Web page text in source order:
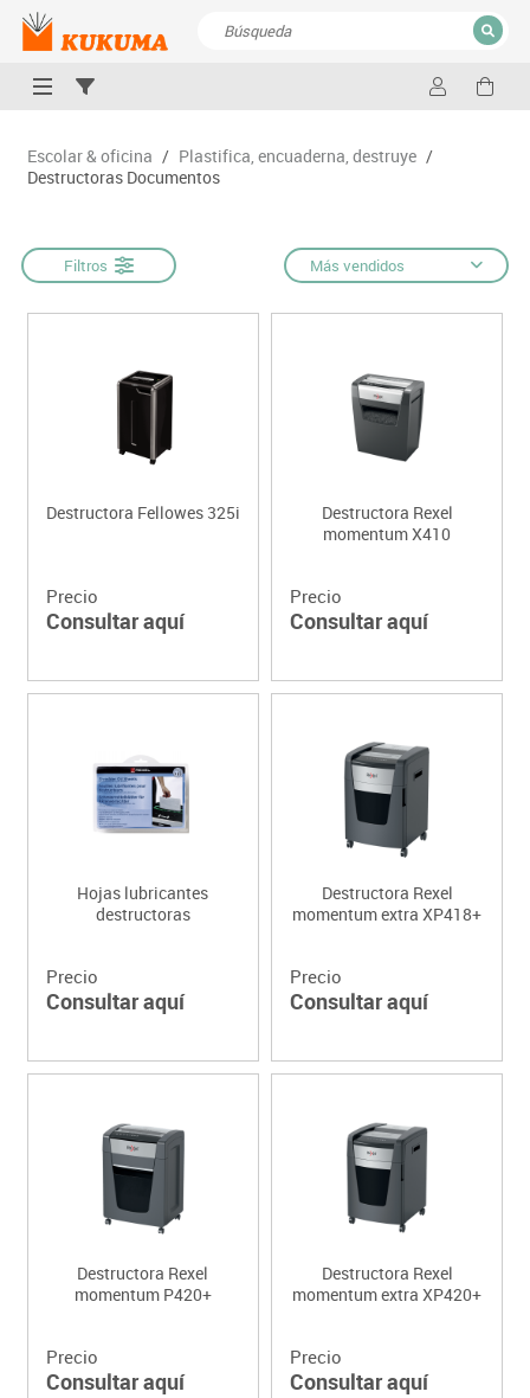
CERRAR
Escolar & oficina / Plastifica, encuaderna, destruye /
Destructoras Documentos
Filtros Más vendidos
Destructora Fellowes 325i
Precio
Consultar aquí
Destructora Rexel
momentum X410
Precio
Consultar aquí
Hojas lubricantes
destructoras
Precio
Consultar aquí
Destructora Rexel
momentum extra XP418+
Precio
Consultar aquí
Destructora Rexel
momentum P420+
Precio
Consultar aquí
Destructora Rexel
momentum extra XP420+
Precio
Consultar aquí